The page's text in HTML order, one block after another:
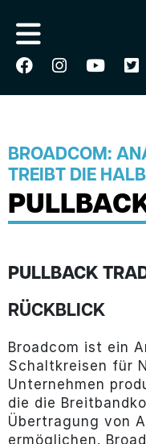
BROADCOM:
TREIBT DIE
PULLBACK
RÜCKBLICK
Broadcom ist ein
Schaltkreisen für
Unternehmen
die die
Übertragung von
ermöglichen.